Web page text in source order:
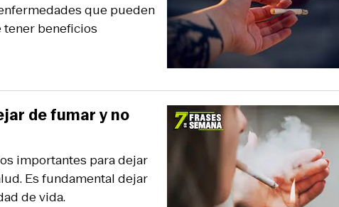
que pueden
beneficios
importantes para dejar
Es fundamental dejar
de vida.
de fumar y no